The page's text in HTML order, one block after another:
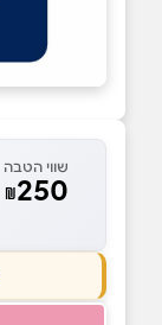
שווי הטבה
₪250